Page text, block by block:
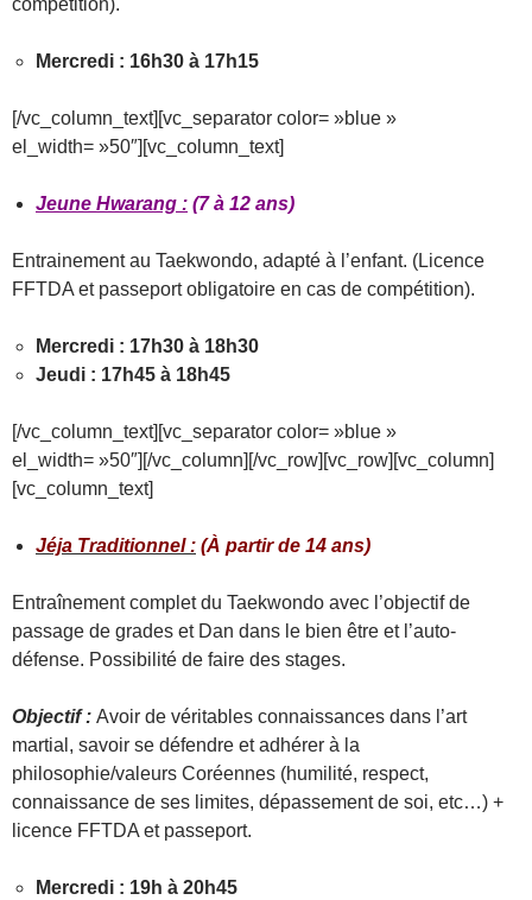
Mercredi : 16h30 à 17h15
[/vc_column_text][vc_separator color= »blue »
el_width= »50″][vc_column_text]
Jeune Hwarang : (7 à 12 ans)
Entrainement au Taekwondo, adapté à l’enfant. (Licence
FFTDA et passeport obligatoire en cas de compétition).
Mercredi : 17h30 à 18h30
Jeudi : 17h45 à 18h45
[/vc_column_text][vc_separator color= »blue »
el_width= »50″][/vc_column][/vc_row][vc_row][vc_column]
[vc_column_text]
Jéja Traditionnel : (À partir de 14 ans)
Entraînement complet du Taekwondo avec l’objectif de
passage de grades et Dan dans le bien être et l’auto-
défense. Possibilité de faire des stages.
Objectif : Avoir de véritables connaissances dans l’art
martial, savoir se défendre et adhérer à la
philosophie/valeurs Coréennes (humilité, respect,
connaissance de ses limites, dépassement de soi, etc…) +
licence FFTDA et passeport.
Mercredi : 19h à 20h45